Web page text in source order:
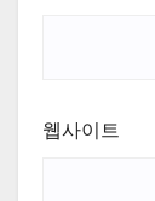
웹사이트